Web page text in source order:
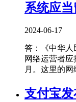
系统应当
2024-06-17
答：《中华人
网络运营者
月。这里的网
支付宝